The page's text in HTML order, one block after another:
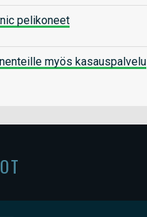
pelikoneet
myös kasauspalvelu